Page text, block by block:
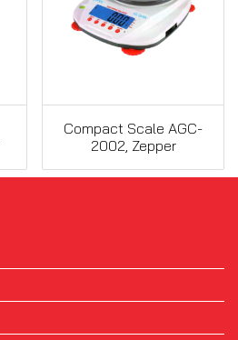
Compact Scale AGC-
2002, Zepper